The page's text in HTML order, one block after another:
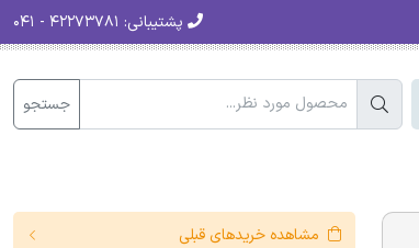
پشتیبانی:
جستجو
مشاهده خریدهای قبلی